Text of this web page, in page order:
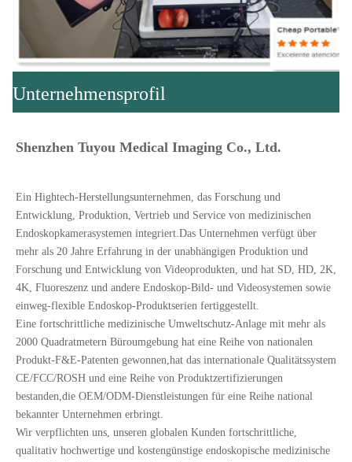
Unternehmensprofil
Shenzhen Tuyou Medical Imaging Co., Ltd.
Ein Hightech-Herstellungsunternehmen, das Forschung und
Entwicklung, Produktion, Vertrieb und Service von medizinischen
Endoskopkamerasystemen integriert.Das Unternehmen verfügt über
mehr als 20 Jahre Erfahrung in der unabhängigen Produktion und
Forschung und Entwicklung von Videoprodukten, und hat SD, HD, 2K,
4K, Fluoreszenz und andere Endoskop-Bild- und Videosystemen sowie
einweg-flexible Endoskop-Produktserien fertiggestellt.
Eine fortschrittliche medizinische Umweltschutz-Anlage mit mehr als
2000 Quadratmetern Büroumgebung hat eine Reihe von nationalen
Produkt-F&E-Patenten gewonnen,hat das internationale Qualitätssystem
CE/FCC/ROSH und eine Reihe von Produktzertifizierungen
bestanden,die OEM/ODM-Dienstleistungen für eine Reihe national
bekannter Unternehmen erbringt.
Wir verpflichten uns, unseren globalen Kunden fortschrittliche,
qualitativ hochwertige und kostengünstige endoskopische medizinische